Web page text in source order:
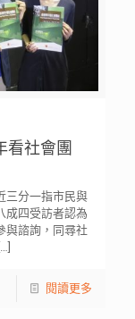
看社會團
三分一指市民與
成四受訪者認為
與諮詢，同尋社
閱讀更多